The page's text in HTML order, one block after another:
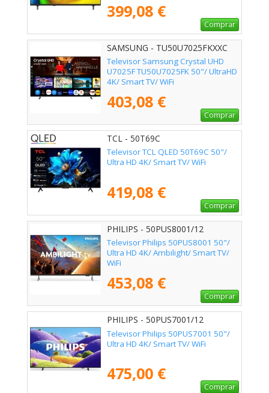
399,08 €
Comprar
SAMSUNG - TU50U7025FKXXC
Televisor Samsung Crystal UHD
U7025F TU50U7025FK 50"/ UltraHD
4K/ Smart TV/ WiFi
403,08 €
Comprar
TCL - 50T69C
Televisor TCL QLED 50T69C 50"/
Ultra HD 4K/ Smart TV/ WiFi
419,08 €
Comprar
PHILIPS - 50PUS8001/12
Televisor Philips 50PUS8001 50"/
Ultra HD 4K/ Ambilight/ Smart TV/
WiFi
453,08 €
Comprar
PHILIPS - 50PUS7001/12
Televisor Philips 50PUS7001 50"/
Ultra HD 4K/ Smart TV/ WiFi
475,00 €
Comprar